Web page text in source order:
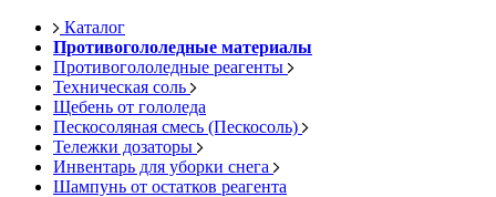
Каталог
Противогололедные материалы
Противогололедные реагенты
Техническая соль
Щебень от гололеда
Пескосоляная смесь (Пескосоль)
Тележки дозаторы
Инвентарь для уборки снега
Шампунь от остатков реагента